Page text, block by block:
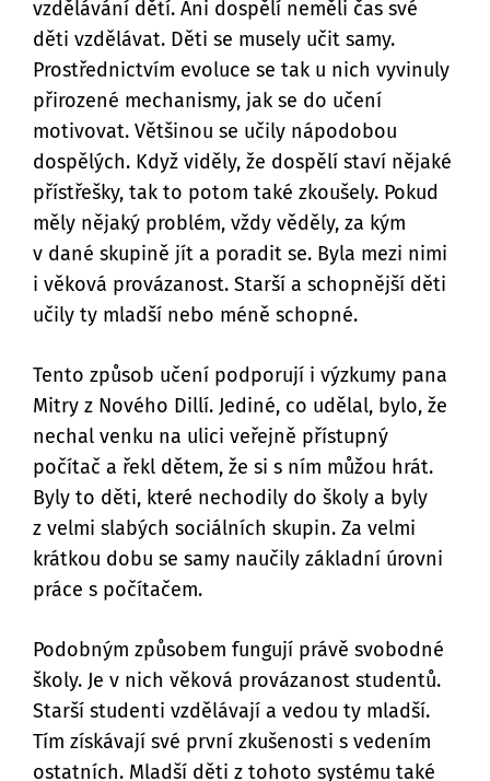
vzdělávání dětí. Ani dospělí neměli čas své
děti vzdělávat. Děti se musely učit samy.
Prostřednictvím evoluce se tak u nich vyvinuly
přirozené mechanismy, jak se do učení
motivovat. Většinou se učily nápodobou
dospělých. Když viděly, že dospělí staví nějaké
přístřešky, tak to potom také zkoušely. Pokud
měly nějaký problém, vždy věděly, za kým
v dané skupině jít a poradit se. Byla mezi nimi
i věková provázanost. Starší a schopnější děti
učily ty mladší nebo méně schopné.
Tento způsob učení podporují i výzkumy pana
Mitry z Nového Dillí. Jediné, co udělal, bylo, že
nechal venku na ulici veřejně přístupný
počítač a řekl dětem, že si s ním můžou hrát.
Byly to děti, které nechodily do školy a byly
z velmi slabých sociálních skupin. Za velmi
krátkou dobu se samy naučily základní úrovni
práce s počítačem.
Podobným způsobem fungují právě svobodné
školy. Je v nich věková provázanost studentů.
Starší studenti vzdělávají a vedou ty mladší.
Tím získávají své první zkušenosti s vedením
ostatních. Mladší děti z tohoto systému také